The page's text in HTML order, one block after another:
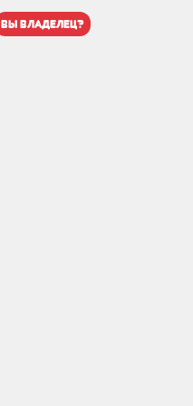
вы владелец?